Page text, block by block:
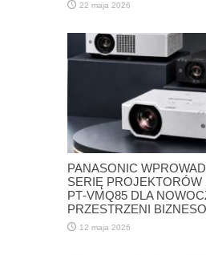
22 maja 2026
PANASONIC
SERIĘ PROJEKTORÓW
PT‑VMQ85 DLA
PRZESTRZENI
12 maja 2026